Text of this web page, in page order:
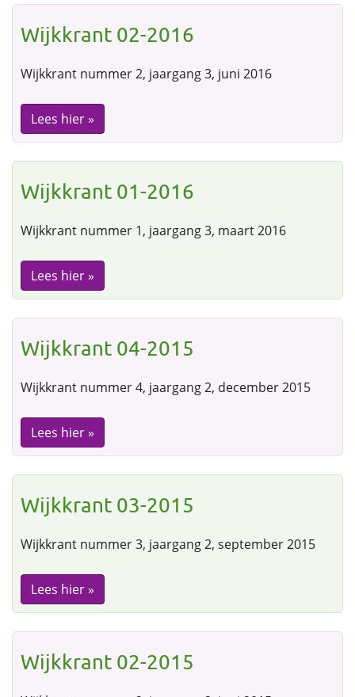
Wijkkrant 02-2016
Wijkkrant nummer 2, jaargang 3, juni 2016
Lees hier »
Wijkkrant 01-2016
Wijkkrant nummer 1, jaargang 3, maart 2016
Lees hier »
Wijkkrant 04-2015
Wijkkrant nummer 4, jaargang 2, december 2015
Lees hier »
Wijkkrant 03-2015
Wijkkrant nummer 3, jaargang 2, september 2015
Lees hier »
Wijkkrant 02-2015